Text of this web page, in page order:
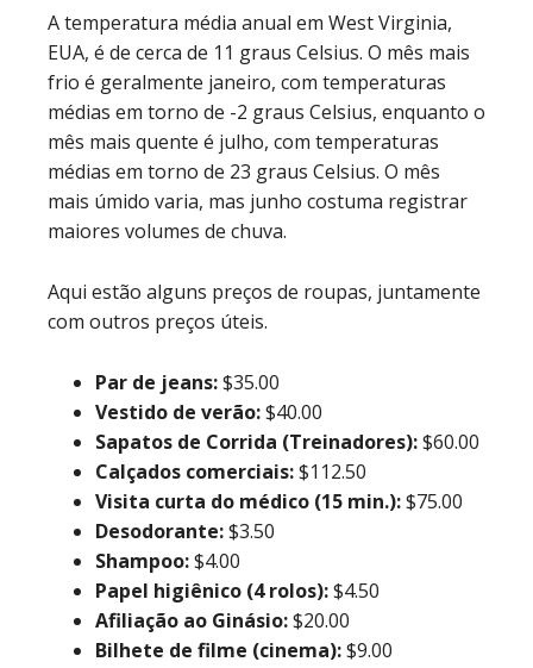
A temperatura média anual em West Virginia,
EUA, é de cerca de 11 graus Celsius. O mês mais
frio é geralmente janeiro, com temperaturas
médias em torno de -2 graus Celsius, enquanto o
mês mais quente é julho, com temperaturas
médias em torno de 23 graus Celsius. O mês
mais úmido varia, mas junho costuma registrar
maiores volumes de chuva.
Aqui estão alguns preços de roupas, juntamente
com outros preços úteis.
Par de jeans:$35.00
Vestido de verão:$40.00
Sapatos de Corrida (Treinadores):$60.00
Calçados comerciais:$112.50
Visita curta do médico (15 min.):$75.00
Desodorante:$3.50
Shampoo:$4.00
Papel higiênico (4 rolos):$4.50
Afiliação ao Ginásio:$20.00
Bilhete de filme (cinema):$9.00